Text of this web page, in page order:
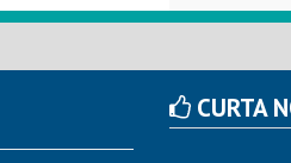
CURTA